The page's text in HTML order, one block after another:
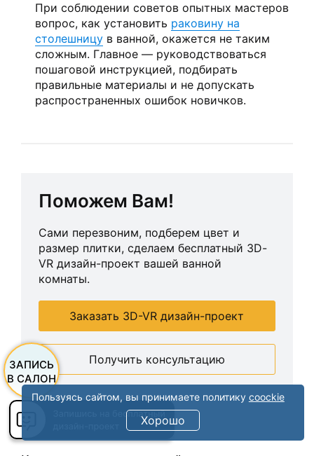
При соблюдении советов опытных мастеров
вопрос, как установить раковину на
столешницу в ванной, окажется не таким
сложным. Главное — руководствоваться
пошаговой инструкцией, подбирать
правильные материалы и не допускать
распространенных ошибок новичков.
Поможем Вам!
Сами перезвоним, подберем цвет и
размер плитки, сделаем бесплатный 3D-
VR дизайн-проект вашей ванной
комнаты.
Заказать 3D-VR дизайн-проект
Получить консультацию
Следующая статья
ЗАПИСЬ
В САЛОН
Пользуясь сайтом, вы принимаете политику coockie
Хорошо